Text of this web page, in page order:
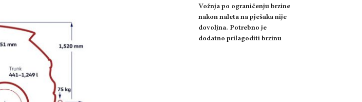
Vožnja po ograničenju brzine
nakon naleta na pješaka nije
dovoljna. Potrebno je
dodatno prilagoditi brzinu